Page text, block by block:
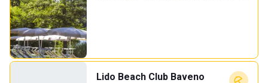
Lido Beach Club Baveno